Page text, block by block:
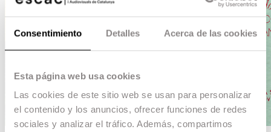
Consentimiento Detalles Acerca de las cookies
Esta página web usa cookies
Las cookies de este sitio web se usan para personalizar
el contenido y los anuncios, ofrecer funciones de redes
sociales y analizar el tráfico. Además, compartimos